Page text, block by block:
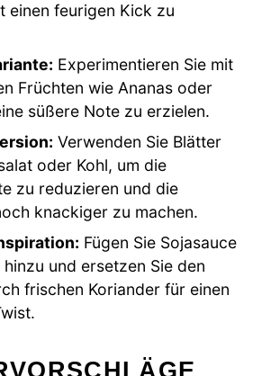
einen feurigen Kick zu
Experimentieren Sie mit
Früchten wie Ananas oder
süßere Note zu erzielen.
Verwenden Sie Blätter
oder Kohl, um die
zu reduzieren und die
knackiger zu machen.
Fügen Sie Sojasauce
hinzu und ersetzen Sie den
frischen Koriander für einen